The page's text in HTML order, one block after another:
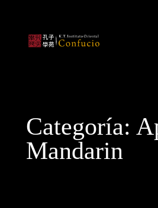
Categoría:
Mandarin